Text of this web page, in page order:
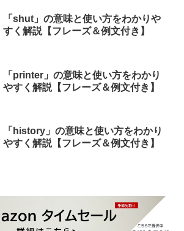
「shut」の意味と使い方をわかりや
すく解説【フレーズ＆例文付き】
「printer」の意味と使い方をわかり
やすく解説【フレーズ＆例文付き】
「history」の意味と使い方をわかり
やすく解説【フレーズ＆例文付き】